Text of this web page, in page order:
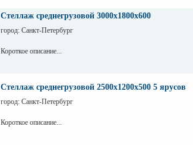
Стеллаж среднегрузовой 3000х1800х600
город: Санкт-Петербург
Короткое описание...
Стеллаж среднегрузовой 2500х1200х500 5 ярусов
город: Санкт-Петербург
Короткое описание...